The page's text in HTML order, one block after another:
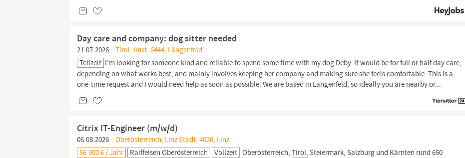
Day care and company: dog sitter needed
21.07.2026
Tirol, Imst, 6444, Längenfeld
Teilzeit I’m looking for someone kind and reliable to spend some time with my dog Deby. Itwould be for full or half day care,
depending on what works best, and mainly involves keeping her company and making sure she feels comfortable. This is a
one-time request and I would need help as soon as possible. We are based in Längenfeld, so ideally you are nearby or...
Citrix IT-Engineer (m/w/d)
06.08.2026
Oberösterreich, Linz Stadt, 4020, Linz
56.900 € / Jahr
Raiffeisen Oberösterreich Vollzeit Oberösterreich,Tirol, Steiermark, Salzburg und Kärnten rund 650